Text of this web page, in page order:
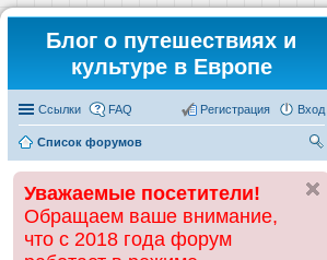
Блог о путешествиях и
культуре в Европе
Ссылки FAQ Вход
Регистрация
Список форумов
ск
Уважаемые посетители!
Обращаем ваше внимание,
что с 2018 года форум